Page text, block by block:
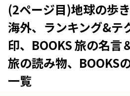
(2ページ目)地球の歩
海外、ランキング&テ
印、BOOKS 旅の名言
旅の読み物、BOOKS
一覧